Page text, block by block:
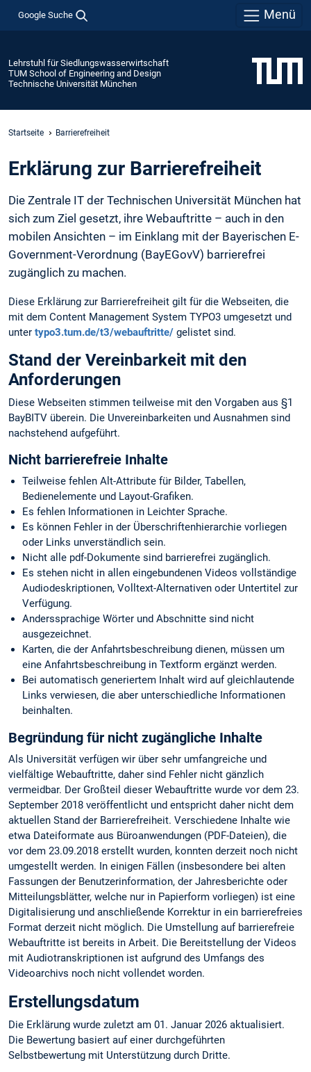
Google Suche Menü
Lehrstuhl für Siedlungswasserwirtschaft
TUM School of Engineering and Design
Technische Universität München
Startseite Barrierefreiheit
Erklärung zur Barrierefreiheit
Die Zentrale IT der Technischen Universität München hat
sich zum Ziel gesetzt, ihre Webauftritte – auch in den
mobilen Ansichten – im Einklang mit der Bayerischen E-
Government-Verordnung (BayEGovV) barrierefrei
zugänglich zu machen.
Diese Erklärung zur Barrierefreiheit gilt für die Webseiten, die
mit dem Content Management System TYPO3 umgesetzt und
unter typo3.tum.de/t3/webauftritte/ gelistet sind.
Stand der Vereinbarkeit mit den
Anforderungen
Diese Webseiten stimmen teilweise mit den Vorgaben aus §1
BayBITV überein. Die Unvereinbarkeiten und Ausnahmen sind
nachstehend aufgeführt.
Nicht barrierefreie Inhalte
Teilweise fehlen Alt-Attribute für Bilder, Tabellen,
Bedienelemente und Layout-Grafiken.
Es fehlen Informationen in Leichter Sprache.
Es können Fehler in der Überschriftenhierarchie vorliegen
oder Links unverständlich sein.
Nicht alle pdf-Dokumente sind barrierefrei zugänglich.
Es stehen nicht in allen eingebundenen Videos vollständige
Audiodeskriptionen, Volltext-Alternativen oder Untertitel zur
Verfügung.
Anderssprachige Wörter und Abschnitte sind nicht
ausgezeichnet.
Karten, die der Anfahrtsbeschreibung dienen, müssen um
eine Anfahrtsbeschreibung in Textform ergänzt werden.
Bei automatisch generiertem Inhalt wird auf gleichlautende
Links verwiesen, die aber unterschiedliche Informationen
beinhalten.
Begründung für nicht zugängliche Inhalte
Als Universität verfügen wir über sehr umfangreiche und
vielfältige Webauftritte, daher sind Fehler nicht gänzlich
vermeidbar. Der Großteil dieser Webauftritte wurde vor dem 23.
September 2018 veröffentlicht und entspricht daher nicht dem
aktuellen Stand der Barrierefreiheit. Verschiedene Inhalte wie
etwa Dateiformate aus Büroanwendungen (PDF-Dateien), die
vor dem 23.09.2018 erstellt wurden, konnten derzeit noch nicht
umgestellt werden. In einigen Fällen (insbesondere bei alten
Fassungen der Benutzerinformation, der Jahresberichte oder
Mitteilungsblätter, welche nur in Papierform vorliegen) ist eine
Digitalisierung und anschließende Korrektur in ein barrierefreies
Format derzeit nicht möglich. Die Umstellung auf barrierefreie
Webauftritte ist bereits in Arbeit. Die Bereitstellung der Videos
mit Audiotranskriptionen ist aufgrund des Umfangs des
Videoarchivs noch nicht vollendet worden.
Erstellungsdatum
Die Erklärung wurde zuletzt am 01. Januar 2026 aktualisiert.
Die Bewertung basiert auf einer durchgeführten
Selbstbewertung mit Unterstützung durch Dritte.